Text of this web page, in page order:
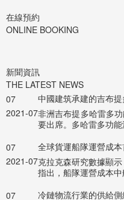
在線預約
ONLINE BOOKING
新聞資訊
THE LATEST NEWS
07
2021-07
中國建筑承建的吉布
非洲吉布提多哈雷多
要出席。多哈雷多功
07
2021-07
全球貨運船隊運營成
克拉克森研究數據顯
指出，船隊運營成本
07
冷鏈物流行業的供給